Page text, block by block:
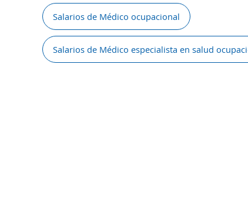
Salarios de Médico ocupacional
Salarios de Médico especialista en salud